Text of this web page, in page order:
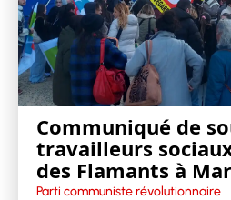
Communiqué de
travailleurs
des Flamants à
Parti communiste révolutionnaire